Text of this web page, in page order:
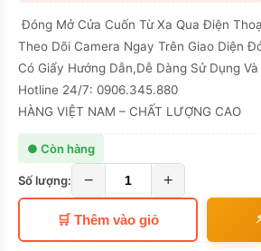
Đóng Mở Cửa Cuốn Từ Xa Qua Điện
Theo Dõi Camera Ngay Trên Giao Diện
Có Giấy Hướng Dẫn,Dễ Dàng Sử Dụng
Hotline 24/7: 0906.345.880
HÀNG VIỆT NAM – CHẤT LƯỢNG CAO
● Còn hàng
Số lượng: − +
🛒 Thêm vào giỏ